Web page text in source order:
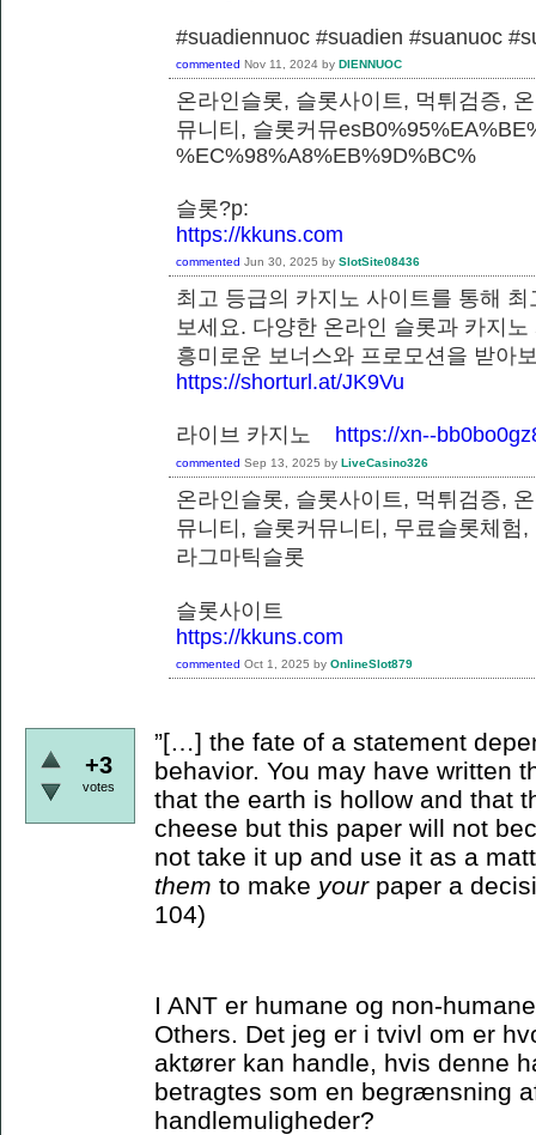
#suadiennuoc #suadien #suanuoc
commented Nov 11, 2024 by DIENNUOC
온라인슬롯, 슬롯사이트, 먹튀검증,
뮤니티, 슬롯커뮤
%EC%98%A8%EB%9D%BC%
슬롯?p:
https://kkuns.com
commented Jun 30, 2025 by SlotSite08436
최고 등급의 카지노 사이트를 통해
보세요. 다양한 온라인 슬롯과 카지
흥미로운 보너스와 프로모션을 받
https://shorturl.at/JK9Vu
라이브 카지노 https://xn--
commented Sep 13, 2025 by LiveCasino326
온라인슬롯, 슬롯사이트, 먹튀검증,
뮤니티, 슬롯커뮤니티, 무료슬롯체험
라그마틱슬롯
슬롯사이트
https://kkuns.com
commented Oct 1, 2025 by OnlineSlot879
+3
votes
”[…] the fate of a statement
behavior. You may have written
that the earth is hollow and that
cheese but this paper will not
not take it up and use it as a
them to make your paper a
104)
I ANT er humane og non-
Others. Det jeg er i tvivl om er
aktører kan handle, hvis denne
betragtes som en begrænsning
handlemuligheder?